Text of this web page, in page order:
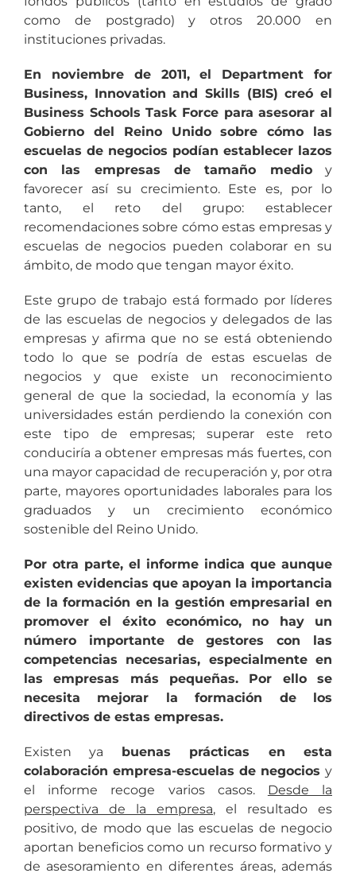
como de postgrado) y otros 20.000 en
instituciones privadas.
En noviembre de 2011, el Department for
Business, Innovation and Skills (BIS) creó el
Business Schools Task Force para asesorar al
Gobierno del Reino Unido sobre cómo las
escuelas de negocios podían establecer lazos
con las empresas de tamaño medioy
favorecer así su crecimiento. Este es, por lo
tanto, el reto del grupo: establecer
recomendaciones sobre cómo estas empresas y
escuelas de negocios pueden colaborar en su
ámbito, de modo que tengan mayor éxito.
Este grupo de trabajo está formado por líderes
de las escuelas de negocios y delegados de las
empresas y afirma que no se está obteniendo
todo lo que se podría de estas escuelas de
negocios y que existe un reconocimiento
general de que la sociedad, la economía y las
universidades están perdiendo la conexión con
este tipo de empresas; superar este reto
conduciría a obtener empresas más fuertes, con
una mayor capacidad de recuperación y, por otra
parte, mayores oportunidades laborales para los
graduados y un crecimiento económico
sostenible del Reino Unido.
Por otra parte, el informe indica que aunque
existen evidencias que apoyan la importancia
de la formación en la gestión empresarial en
promover el éxito económico, no hay un
número importante de gestores con las
competencias necesarias, especialmente en
las empresas más pequeñas. Por ello se
necesita mejorar la formación de los
directivos de estas empresas.
Existen ya buenas prácticas en esta
colaboración empresa-escuelas de negocios y
el informe recoge varios casos. Desde la
perspectiva de la empresa, el resultado es
positivo, de modo que las escuelas de negocio
aportan beneficios como un recurso formativo y
de asesoramiento en diferentes áreas, además